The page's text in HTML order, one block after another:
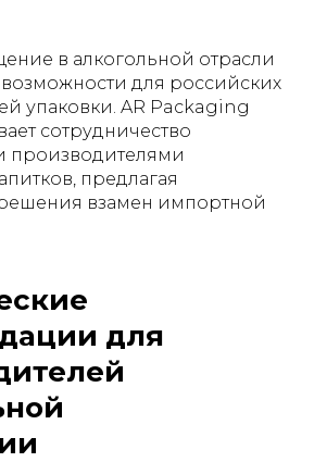
в алкогольной отрасли
для российских
упаковки. AR Packaging
сотрудничество
производителями
предлагая
взамен импортной
для